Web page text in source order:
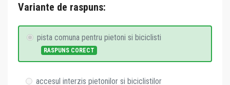
Variante de raspuns:
pista comuna pentru pietoni si biciclisti
RASPUNS CORECT
accesul interzis pietonilor si biciclistilor